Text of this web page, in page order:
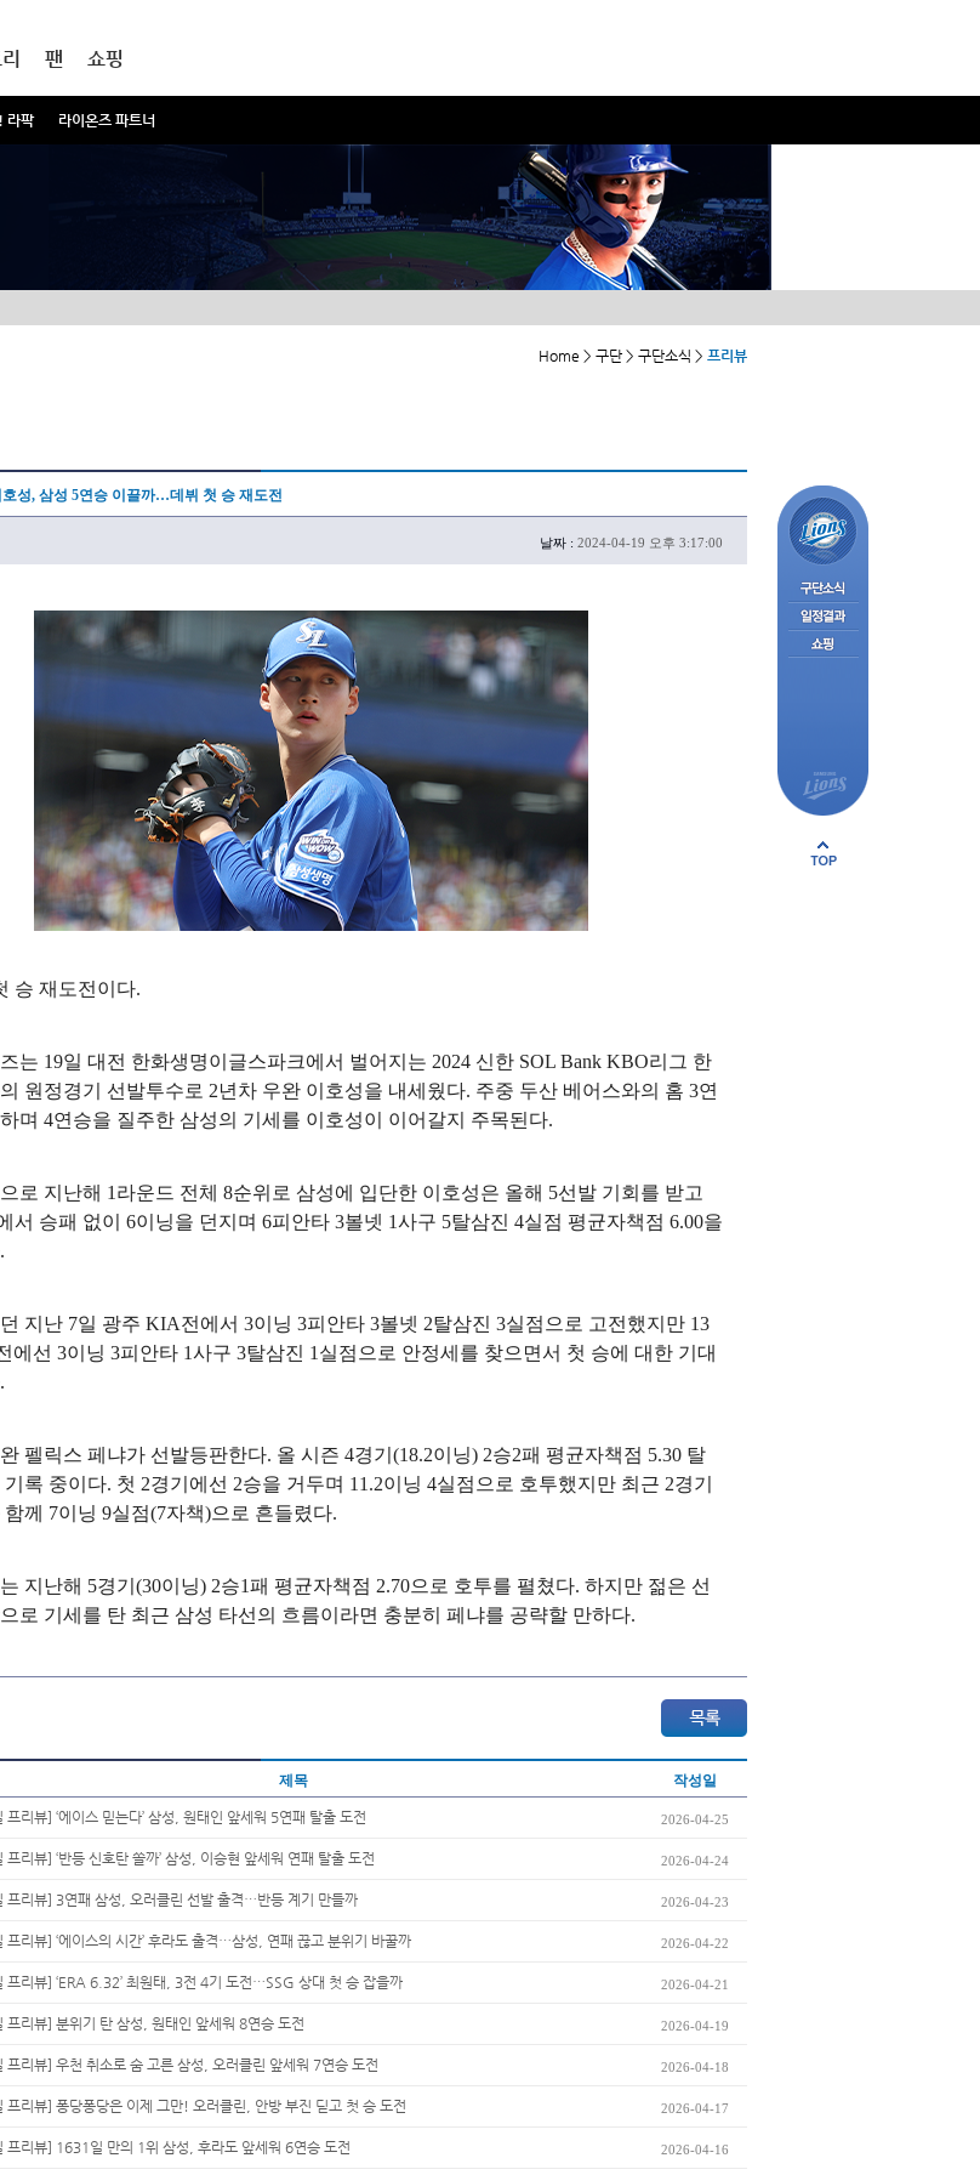
라팍 라이온즈 파트너
팬 쇼핑
Home > 구단 > 구단소식 > 프리뷰
호성, 삼성 5연승 이끌까…데뷔 첫 승 재도전
날짜 : 2024-04-19 오후 3:17:00
승 재도전이다.
는 19일 대전 한화생명이글스파크에서 벌어지는 2024 신한 SOL Bank KBO리그 한
원정경기 선발투수로 2년차 우완 이호성을 내세웠다. 주중 두산 베어스와의 홈 3연
며 4연승을 질주한 삼성의 기세를 이호성이 이어갈지 주목된다.
로 지난해 1라운드 전체 8순위로 삼성에 입단한 이호성은 올해 5선발 기회를 받고
서 승패 없이 6이닝을 던지며 6피안타 3볼넷 1사구 5탈삼진 4실점 평균자책점 6.00을
지난 7일 광주 KIA전에서 3이닝 3피안타 3볼넷 2탈삼진 3실점으로 고전했지만 13
에선 3이닝 3피안타 1사구 3탈삼진 1실점으로 안정세를 찾으면서 첫 승에 대한 기대
펠릭스 페냐가 선발등판한다. 올 시즌 4경기(18.2이닝) 2승2패 평균자책점 5.30 탈
록 중이다. 첫 2경기에선 2승을 거두며 11.2이닝 4실점으로 호투했지만 최근 2경기
께 7이닝 9실점(7자책)으로 흔들렸다.
지난해 5경기(30이닝) 2승1패 평균자책점 2.70으로 호투를 펼쳤다. 하지만 젊은 선
로 기세를 탄 최근 삼성 타선의 흐름이라면 충분히 페냐를 공략할 만하다.
제목 작성일
프리뷰] ‘에이스 믿는다’ 삼성, 원태인 앞세워 5연패 탈출 도전 2026-04-25
프리뷰] ‘반등 신호탄 쏠까’ 삼성, 이승현 앞세워 연패 탈출 도전 2026-04-24
프리뷰] 3연패 삼성, 오러클린 선발 출격…반등 계기 만들까 2026-04-23
프리뷰] ‘에이스의 시간’ 후라도 출격…삼성, 연패 끊고 분위기 바꿀까 2026-04-22
프리뷰] ‘ERA 6.32’ 최원태, 3전 4기 도전…SSG 상대 첫 승 잡을까 2026-04-21
프리뷰] 분위기 탄 삼성, 원태인 앞세워 8연승 도전 2026-04-19
프리뷰] 우천 취소로 숨 고른 삼성, 오러클린 앞세워 7연승 도전 2026-04-18
프리뷰] 퐁당퐁당은 이제 그만! 오러클린, 안방 부진 딛고 첫 승 도전 2026-04-17
프리뷰] 1631일 만의 1위 삼성, 후라도 앞세워 6연승 도전 2026-04-16